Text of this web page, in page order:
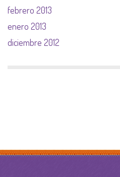
febrero 2013
enero 2013
diciembre 2012